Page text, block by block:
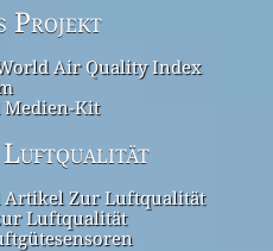
Projekt
Air Quality Index
Medien-Kit
Luftqualität
Artikel Zur Luftqualität
Luftqualität